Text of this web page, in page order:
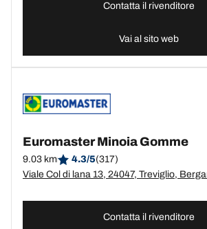
Contatta il rivenditore
Vai al sito web
Euromaster Minoia Gomme
9.03 km 4.3/5(317)
Viale Col di lana 13, 24047, Treviglio,
Contatta il rivenditore